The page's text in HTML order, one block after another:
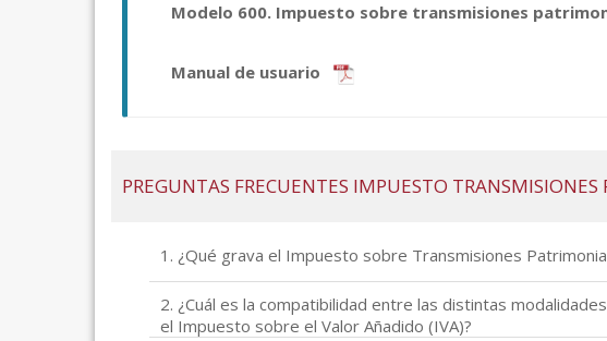
Modelo 600. Impuesto sobre transmisiones
Manual de usuario
PREGUNTAS FRECUENTES IMPUESTO
1. ¿Qué grava el Impuesto sobre Transmisiones
2. ¿Cuál es la compatibilidad entre las distintas
el Impuesto sobre el Valor Añadido (IVA)?